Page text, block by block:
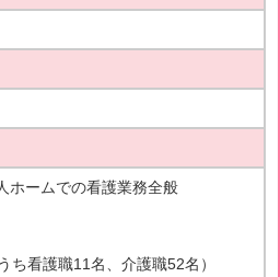
ホームでの看護業務全般
ち看護職11名、介護職52名）